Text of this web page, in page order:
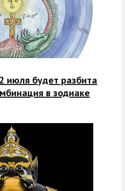
июля будет разбита
в зодиаке